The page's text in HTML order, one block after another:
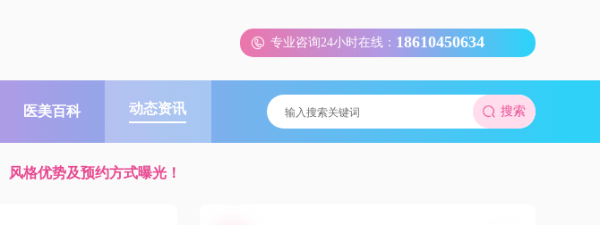
专业咨询24小时在线： 18610450634
医美百科 动态资讯 搜索
格优势及预约方式曝光！